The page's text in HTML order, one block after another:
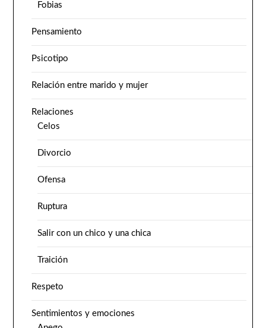
Fobias
Pensamiento
Psicotipo
Relación entre marido y mujer
Relaciones
Celos
Divorcio
Ofensa
Ruptura
Salir con un chico y una chica
Traición
Respeto
Sentimientos y emociones